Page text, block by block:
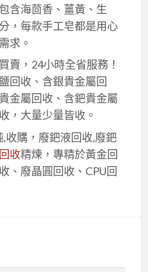
含海茴香、薑黃、生
，每款手工皂都是用心
求。
賣，24小時全省服務！
回收、含銀貴金屬回
金屬回收、含鈀貴金屬
，大量少量皆收。
收購，廢鈀液回收,廢鈀
收精煉，專精於黃金回
、廢晶圓回收、CPU回